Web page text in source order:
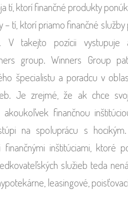
tí, ktorí finančné produkty
– tí, ktorí priamo finančné
V takejto pozícii vystupuje
group. Winners Group
špecialistu a poradcu v
Je zrejmé, že ak chce
finančnou
na spoluprácu s
finančnými inštitúciami,
služieb teda
leasingové,